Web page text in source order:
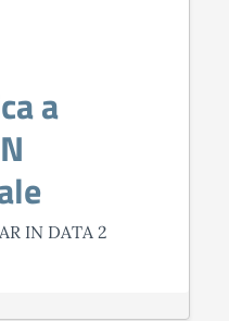
a
IN DATA 2